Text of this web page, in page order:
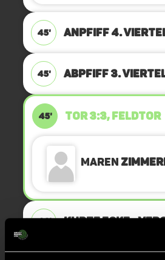
45' ANPFIFF 4.
45' ABPFIFF 3.
45' TOR 3:3, FELDTOR
Maren
43' KURZE ECKE -